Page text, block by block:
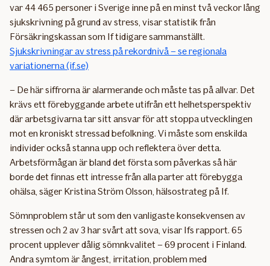
var 44 465 personer i Sverige inne på en minst två veckor lång
sjukskrivning på grund av stress, visar statistik från
Försäkringskassan som If tidigare sammanställt.
Sjukskrivningar av stress på rekordnivå – se regionala
variationerna (if.se)
– De här siffrorna är alarmerande och måste tas på allvar. Det
krävs ett förebyggande arbete utifrån ett helhetsperspektiv
där arbetsgivarna tar sitt ansvar för att stoppa utvecklingen
mot en kroniskt stressad befolkning. Vi måste som enskilda
individer också stanna upp och reflektera över detta.
Arbetsförmågan är bland det första som påverkas så här
borde det finnas ett intresse från alla parter att förebygga
ohälsa, säger Kristina Ström Olsson, hälsostrateg på If.
Sömnproblem står ut som den vanligaste konsekvensen av
stressen och 2 av 3 har svårt att sova, visar Ifs rapport. 65
procent upplever dålig sömnkvalitet – 69 procent i Finland.
Andra symtom är ångest, irritation, problem med